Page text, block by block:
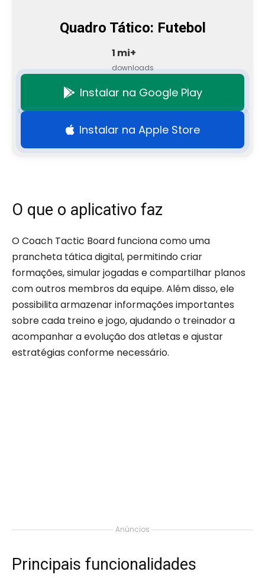
Quadro Tático: Futebol
1 mi+
downloads
Instalar na Google Play
Instalar na Apple Store
O que o aplicativo faz
O Coach Tactic Board funciona como uma
prancheta tática digital, permitindo criar
formações, simular jogadas e compartilhar planos
com outros membros da equipe. Além disso, ele
possibilita armazenar informações importantes
sobre cada treino e jogo, ajudando o treinador a
acompanhar a evolução dos atletas e ajustar
estratégias conforme necessário.
Anúncios
Principais funcionalidades